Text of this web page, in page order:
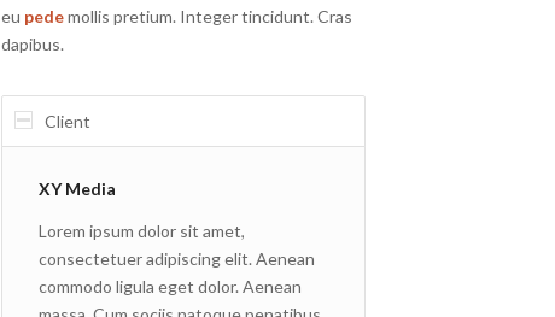
eu pedemollis pretium. Integer tincidunt. Cras
dapibus.
Client
XY Media
Lorem ipsum dolor sit amet,
consectetuer adipiscing elit. Aenean
commodo ligula eget dolor. Aenean